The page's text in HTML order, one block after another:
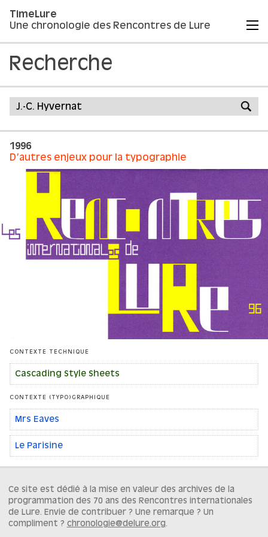
TimeLure
Une chronologie des Rencontres de Lure
Recherche
1996
D’autres enjeux pour la typographie
CONTEXTE TECHNIQUE
Cascading Style Sheets
CONTEXTE (TYPO)GRAPHIQUE
Mrs Eaves
Le Parisine
Ce site est dédié à la mise en valeur des archives de la
programmation des 70 ans des Rencontres internationales
de Lure. Envie de contribuer ? Une remarque ? Un
compliment ? chronologie@delure.org.